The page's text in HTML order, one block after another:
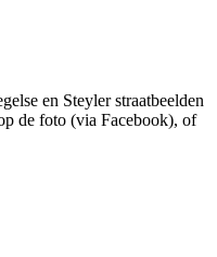
en Steyler straatbeelden
de foto (via Facebook), of